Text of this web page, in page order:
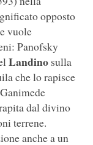
opposto
vuole
Panofsky
Landinosulla
che lo rapisce
dal divino
terrene.
anche a un